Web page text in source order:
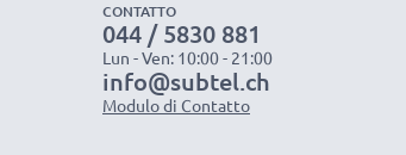
CONTATTO
044 / 5830 881
Lun - Ven: 10:00 - 21:00
info@subtel.ch
Modulo di Contatto